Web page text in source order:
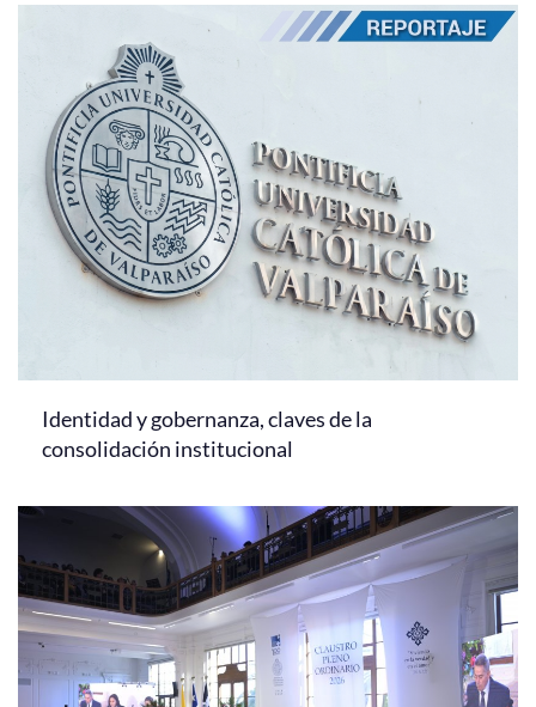
Identidad y gobernanza, claves de la
consolidación institucional